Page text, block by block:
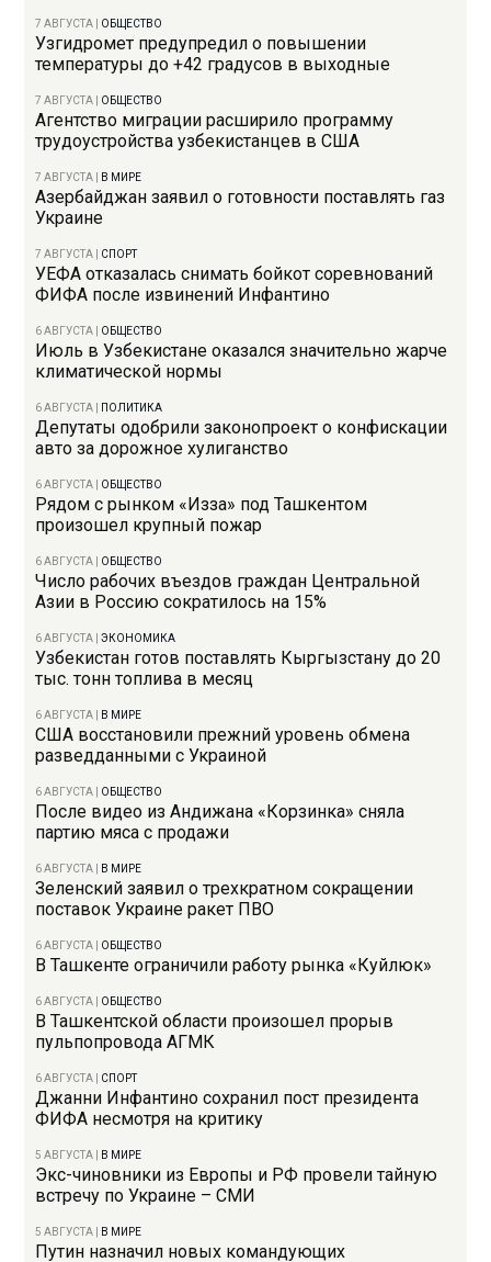
7 АВГУСТА ОБЩЕСТВО
Узгидромет предупредил о повышении
температуры до +42 градусов в выходные
7 АВГУСТА ОБЩЕСТВО
Агентство миграции расширило программу
трудоустройства узбекистанцев в США
7 АВГУСТА В МИРЕ
Азербайджан заявил о готовности поставлять газ
Украине
7 АВГУСТА СПОРТ
УЕФА отказалась снимать бойкот соревнований
ФИФА после извинений Инфантино
6 АВГУСТА ОБЩЕСТВО
Июль в Узбекистане оказался значительно жарче
климатической нормы
6 АВГУСТА ПОЛИТИКА
Депутаты одобрили законопроект о конфискации
авто за дорожное хулиганство
6 АВГУСТА ОБЩЕСТВО
Рядом с рынком «Изза» под Ташкентом
произошел крупный пожар
6 АВГУСТА ОБЩЕСТВО
Число рабочих въездов граждан Центральной
Азии в Россию сократилось на 15%
6 АВГУСТА |ЭКОНОМИКА
Узбекистан готов поставлять Кыргызстану до 20
тыс. тонн топлива в месяц
6 АВГУСТА В МИРЕ
США восстановили прежний уровень обмена
разведданными с Украиной
6 АВГУСТА ОБЩЕСТВО
После видео из Андижана «Корзинка» сняла
партию мяса с продажи
6 АВГУСТА В МИРЕ
Зеленский заявил о трехкратном сокращении
поставок Украине ракет ПВО
6 АВГУСТА ОБЩЕСТВО
В Ташкенте ограничили работу рынка «Куйлюк»
6 АВГУСТА ОБЩЕСТВО
В Ташкентской области произошел прорыв
пульпопровода АГМК
6 АВГУСТА СПОРТ
Джанни Инфантино сохранил пост президента
ФИФА несмотря на критику
5 АВГУСТА В МИРЕ
Экс-чиновники из Европы и РФ провели тайную
встречу по Украине – СМИ
5 АВГУСТА В МИРЕ
Путин назначил новых командующих